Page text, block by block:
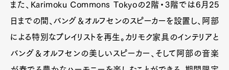
また、Karimoku Commons Tokyoの2階・3階では6月25
日までの間、バング＆オルフセンのスピーカーを設置し、阿部
による特別なプレイリストを再生。カリモク家具のインテリアと
バング＆オルフセンの美しいスピーカー、そして阿部の音楽